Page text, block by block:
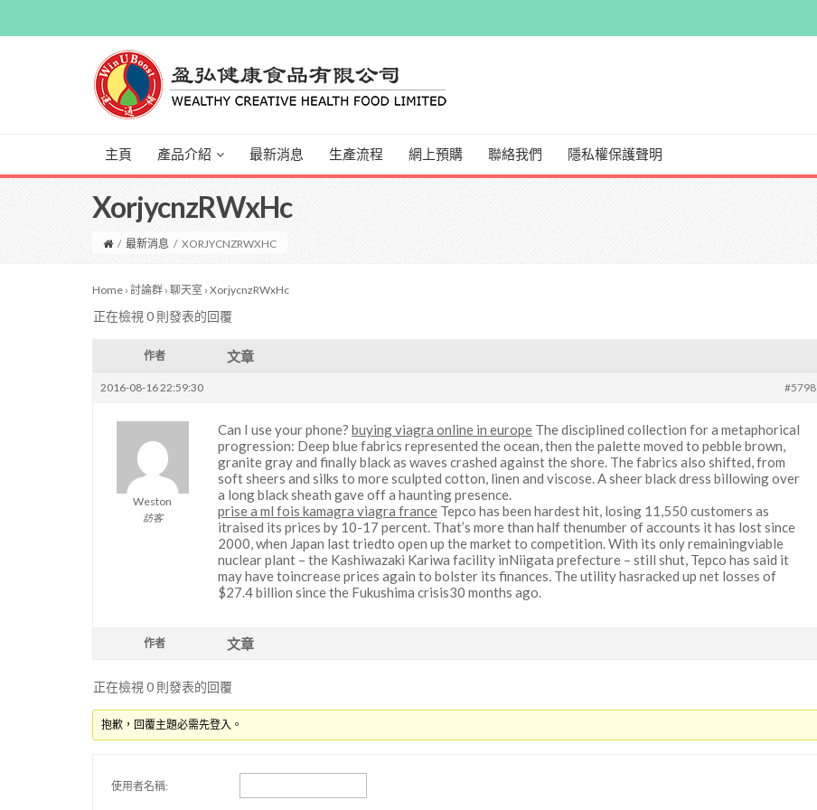
主頁 產品介紹 最新消息 生產流程 網上預購 聯絡我們 隱私權保護聲明
XorjycnzRWxHc
/ 最新消息 / XORJYCNZRWXHC
Home › 討論群 › 聊天室 › XorjycnzRWxHc
正在檢視 0 則發表的回覆
作者 文章
2016-08-16 22:59:30 #5798
Weston
訪客
Can I use your phone? buying viagra online in europe The disciplined collection for a metaphorical
progression: Deep blue fabrics represented the ocean, then the palette moved to pebble brown,
granite gray and finally black as waves crashed against the shore. The fabrics also shifted, from
soft sheers and silks to more sculpted cotton, linen and viscose. A sheer black dress billowing over
a long black sheath gave off a haunting presence.
prise a ml fois kamagra viagra france Tepco has been hardest hit, losing 11,550 customers as
itraised its prices by 10-17 percent. That’s more than half thenumber of accounts it has lost since
2000, when Japan last triedto open up the market to competition. With its only remainingviable
nuclear plant – the Kashiwazaki Kariwa facility inNiigata prefecture – still shut, Tepco has said it
may have toincrease prices again to bolster its finances. The utility hasracked up net losses of
$27.4 billion since the Fukushima crisis30 months ago.
作者 文章
正在檢視 0 則發表的回覆
抱歉，回覆主題必需先登入。
使用者名稱: